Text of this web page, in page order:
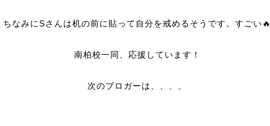
ちなみにSさんは机の前に貼って自分を戒めるそうです。すごい🔥
南柏校一同、応援しています！
次のブロガーは、、、、